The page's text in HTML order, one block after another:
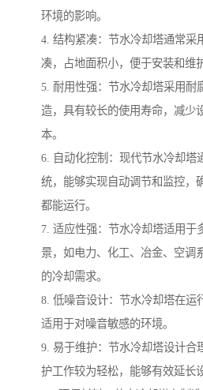
环境的影响。
4. 结构紧凑：节水冷却塔通常采
凑，占地面积小，便于安装和维
5. 耐用性强：节水冷却塔采用耐
造，具有较长的使用寿命，减少
本。
6. 自动化控制：现代节水冷却塔
统，能够实现自动调节和监控，
都能运行。
7. 适应性强：节水冷却塔适用于
景，如电力、化工、冶金、空调
的冷却需求。
8. 低噪音设计：节水冷却塔在运
适用于对噪音敏感的环境。
9. 易于维护：节水冷却塔设计合
护工作较为轻松，能够有效延长